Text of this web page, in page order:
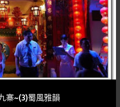
寨~(3)蜀風雅韻